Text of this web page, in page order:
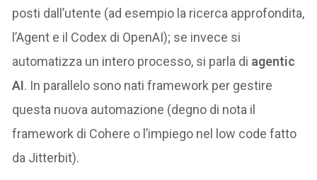
posti dall’utente (ad esempio la ricerca approfondita,
l’Agent e il Codex di OpenAI); se invece si
automatizza un intero processo, si parla di agentic
AI. In parallelo sono nati framework per gestire
questa nuova automazione (degno di nota il
framework di Cohere o l’impiego nel low code fatto
da Jitterbit).